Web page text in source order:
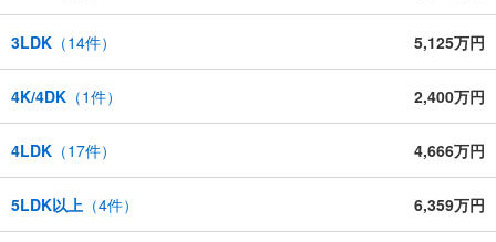
3LDK （14件） 5,125万円
4K/4DK （1件） 2,400万円
4LDK （17件） 4,666万円
5LDK以上 （4件） 6,359万円